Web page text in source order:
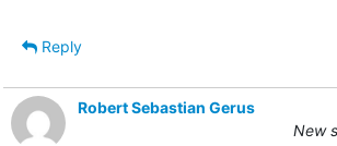
Reply
Robert Sebastian Gerus
New